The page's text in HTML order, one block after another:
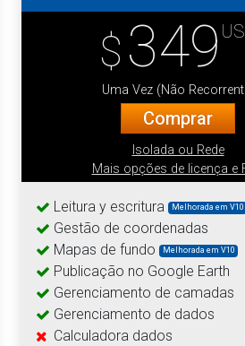
$349
Uma Vez (Não
Comprar
Isolada ou Rede
Mais opções de licença e
Leitura y escritura Melhorada em V10
Gestão de coordenadas
Mapas de fundo
Melhorada em V10
Publicação no Google Earth
Gerenciamento de camadas
Gerenciamento de dados
Calculadora dados